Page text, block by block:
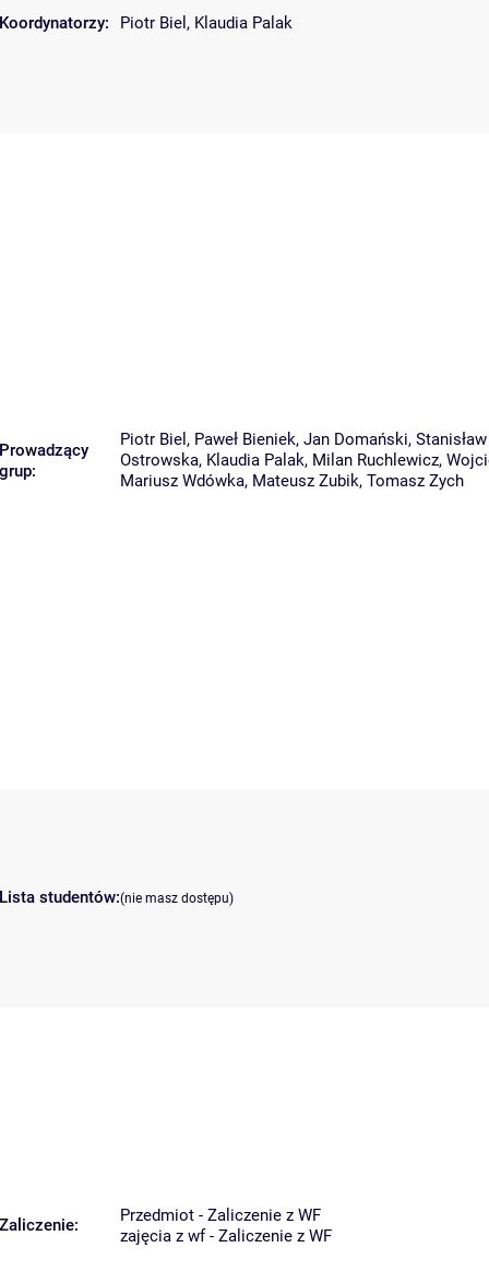
Koordynatorzy: Piotr Biel , Klaudia Palak
Prowadzący
grup:
Piotr Biel , Paweł Bieniek, Jan Domański,
Ostrowska, Klaudia Palak, Milan Ruchlewicz,
Mariusz Wdówka, Mateusz Zubik, Tomasz Zych
Lista studentów:(nie masz dostępu)
Zaliczenie:
Przedmiot - Zaliczenie z WF
zajęcia z wf - Zaliczenie z WF